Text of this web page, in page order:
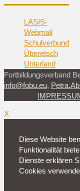
LASIS-
Webmail
Schulverbund
Überetsch
Unterland
Fortbildungsverband
info@fobu.eu,
X
Diese Website
Funktionalität
Dienste erklären
Cookies